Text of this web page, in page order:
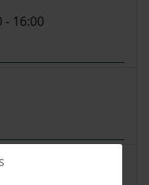
16:00